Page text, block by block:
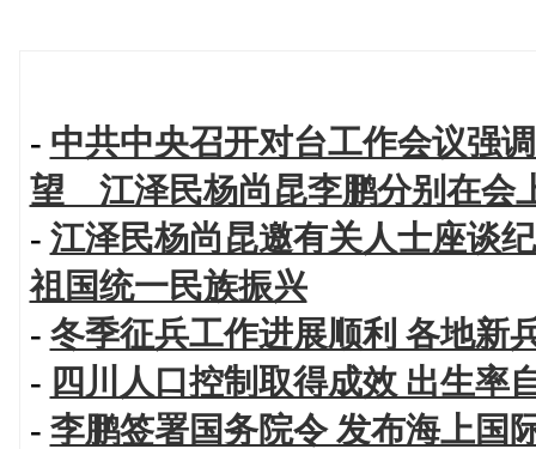
- 中共中央召开对台工作会议强
望 江泽民杨尚昆李鹏分别在会
- 江泽民杨尚昆邀有关人士座谈
祖国统一民族振兴
- 冬季征兵工作进展顺利 各地新
- 四川人口控制取得成效 出生率
- 李鹏签署国务院令 发布海上国